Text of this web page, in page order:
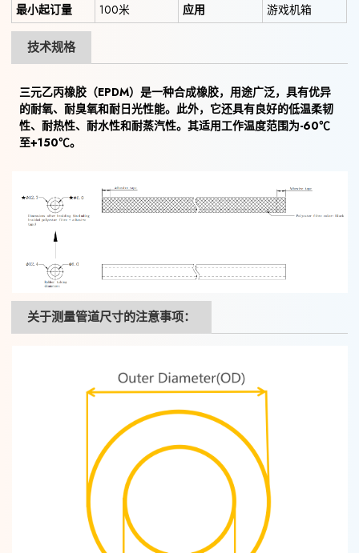
最小起订量 100米 应用 游戏机箱
技术规格
三元乙丙橡胶（EPDM）是一种合成橡胶，用途广泛，具有优异
的耐氧、耐臭氧和耐日光性能。此外，它还具有良好的低温柔韧
性、耐热性、耐水性和耐蒸汽性。其适用工作温度范围为-60℃
至+150℃。
关于测量管道尺寸的注意事项：